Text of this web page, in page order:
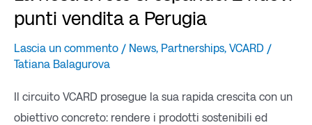
punti vendita a Perugia
Lascia un commento / News, Partnerships, VCARD /
Tatiana Balagurova
Il circuito VCARD prosegue la sua rapida crescita con un
obiettivo concreto: rendere i prodotti sostenibili ed